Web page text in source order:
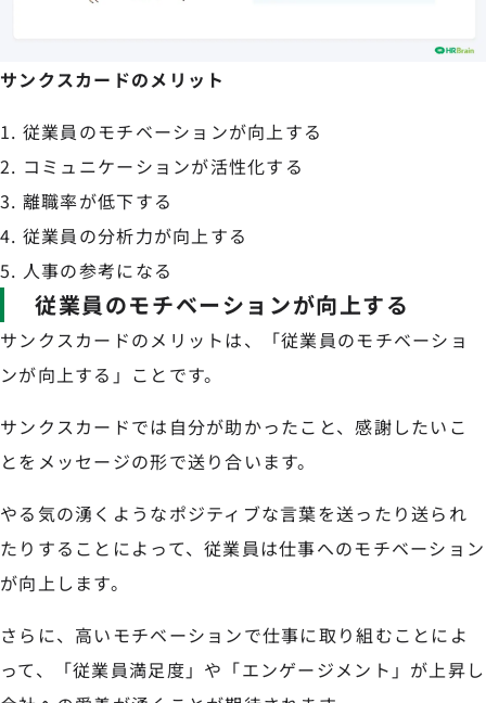
サンクスカードのメリット
従業員のモチベーションが向上する
コミュニケーションが活性化する
離職率が低下する
従業員の分析力が向上する
人事の参考になる
従業員のモチベーションが向上する
サンクスカードのメリットは、「従業員のモチベーショ
ンが向上する」ことです。
サンクスカードでは自分が助かったこと、感謝したいこ
とをメッセージの形で送り合います。
やる気の湧くようなポジティブな言葉を送ったり送られ
たりすることによって、従業員は仕事へのモチベーション
が向上します。
さらに、高いモチベーションで仕事に取り組むことによ
って、「従業員満足度」や「エンゲージメント」が上昇し